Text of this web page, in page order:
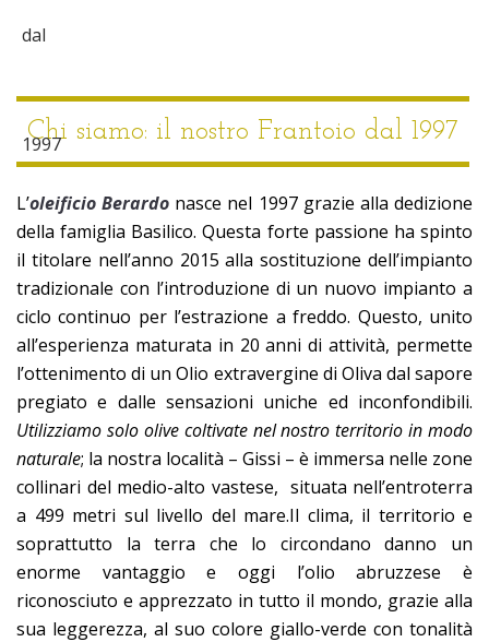
Chi siamo: il nostro Frantoio dal 1997
L’oleificio Berardo nasce nel 1997 grazie alla dedizione
della famiglia Basilico. Questa forte passione ha spinto
il titolare nell’anno 2015 alla sostituzione dell’impianto
tradizionale con l’introduzione di un nuovo impianto a
ciclo continuo per l’estrazione a freddo. Questo, unito
all’esperienza maturata in 20 anni di attività, permette
l’ottenimento di un Olio extravergine di Oliva dal sapore
pregiato e dalle sensazioni uniche ed inconfondibili.
Utilizziamo solo olive coltivate nel nostro territorio in modo
naturale; la nostra località – Gissi – è immersa nelle zone
collinari del medio-alto vastese, situata nell’entroterra
a 499 metri sul livello del mare.Il clima, il territorio e
soprattutto la terra che lo circondano danno un
enorme vantaggio e oggi l’olio abruzzese è
riconosciuto e apprezzato in tutto il mondo, grazie alla
sua leggerezza, al suo colore giallo-verde con tonalità